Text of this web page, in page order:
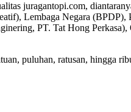
juragantopi.com,
Lembaga Negara
PT. Tat Hong
puluhan, ratusan, hingga